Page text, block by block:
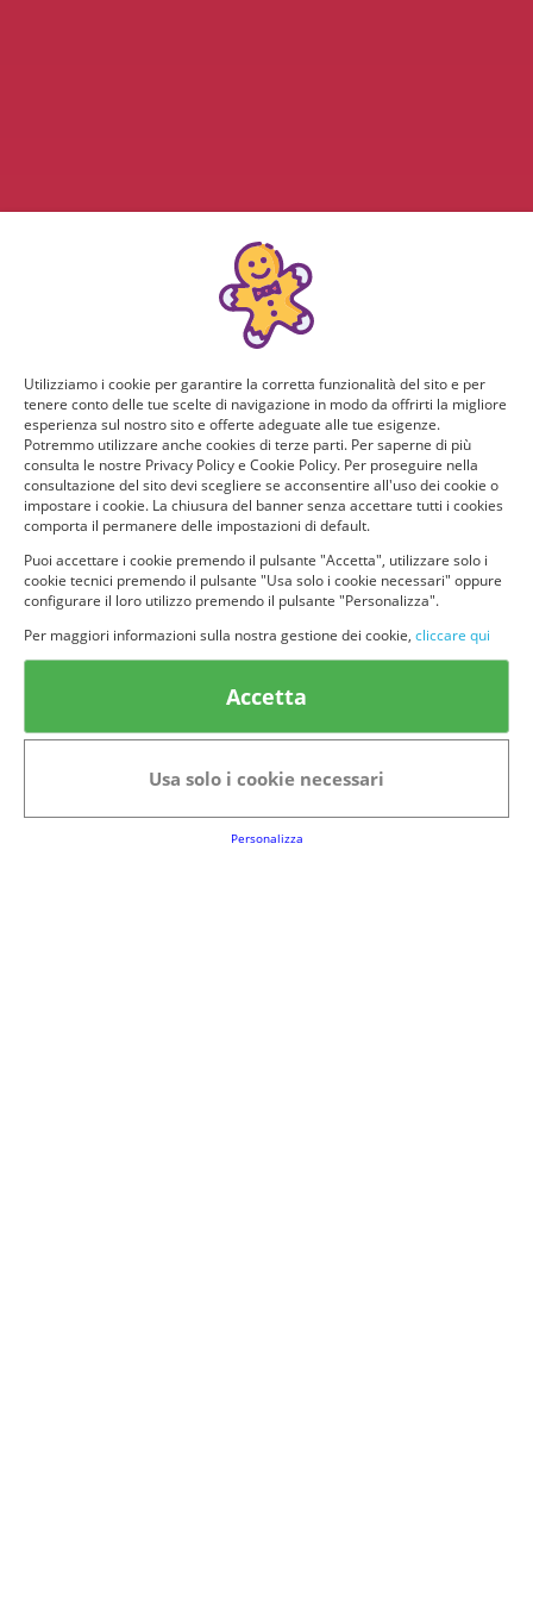
© provaprodottigratis.it 2023 | All Rights Reserved.
Categorie in evidenza
Bellezza
Alimenti e bevande
Animali
Utilizziamo i cookie per garantire la corretta funzionalità del sito e per
tenere conto delle tue scelte di navigazione in modo da offrirti la migliore
esperienza sul nostro sito e offerte adeguate alle tue esigenze.
Potremmo utilizzare anche cookies di terze parti. Per saperne di più
consulta le nostre Privacy Policy e Cookie Policy. Per proseguire nella
consultazione del sito devi scegliere se acconsentire all'uso dei cookie o
impostare i cookie. La chiusura del banner senza accettare tutti i cookies
comporta il permanere delle impostazioni di default.
Puoi accettare i cookie premendo il pulsante "Accetta", utilizzare solo i
cookie tecnici premendo il pulsante "Usa solo i cookie necessari" oppure
configurare il loro utilizzo premendo il pulsante "Personalizza".
Per maggiori informazioni sulla nostra gestione dei cookie, cliccare qui
Accetta
Usa solo i cookie necessari
Personalizza